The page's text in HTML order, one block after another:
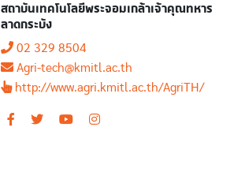
สถาบันเทคโนโลยีพระจอมเกล้าเจ้าคุณทหาร
ลาดกระบัง
02 329 8504
Agri-tech@kmitl.ac.th
http://www.agri.kmitl.ac.th/AgriTH/